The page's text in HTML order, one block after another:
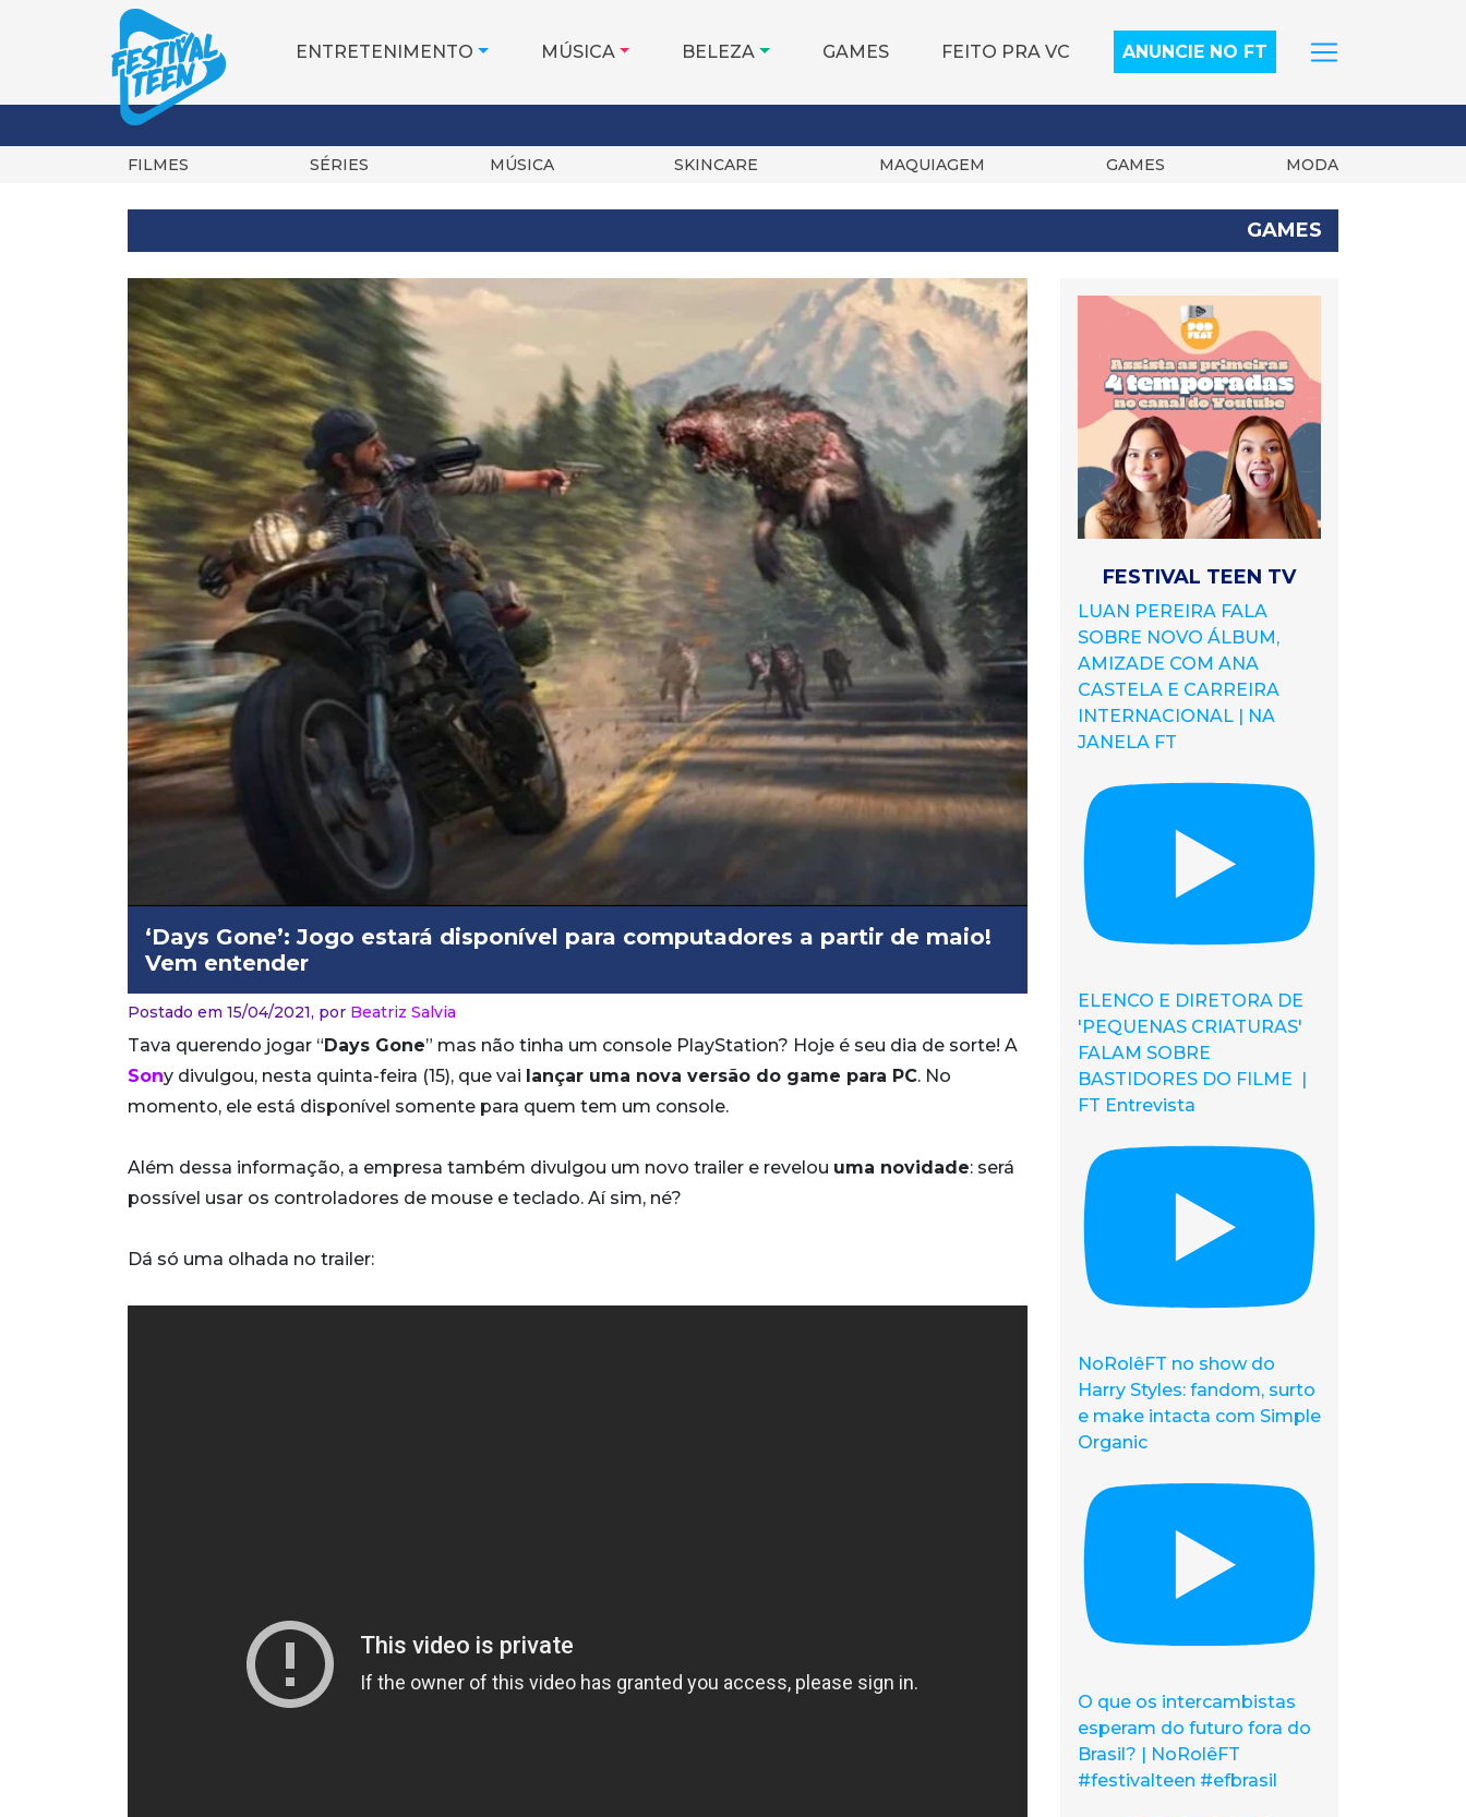
ENTRETENIMENTO MÚSICA BELEZA GAMES FEITO PRA VC ANUNCIE NO FT
FILMES SÉRIES MÚSICA SKINCARE MAQUIAGEM GAMES MODA
GAMES
‘Days Gone’: Jogo estará disponível para computadores a partir de maio!
Vem entender
Postado em 15/04/2021, por Beatriz Salvia
Tava querendo jogar “Days Gone” mas não tinha um console PlayStation? Hoje é seu dia de sorte! A
Sony divulgou, nesta quinta-feira (15), que vai lançar uma nova versão do game para PC. No
momento, ele está disponível somente para quem tem um console.
Além dessa informação, a empresa também divulgou um novo trailer e revelou uma novidade: será
possível usar os controladores de mouse e teclado. Aí sim, né?
Dá só uma olhada no trailer:
FESTIVAL TEEN TV
LUAN PEREIRA FALA
SOBRE NOVO ÁLBUM,
AMIZADE COM ANA
CASTELA E CARREIRA
INTERNACIONAL | NA
JANELA FT
ELENCO E DIRETORA DE
'PEQUENAS CRIATURAS'
FALAM SOBRE
BASTIDORES DO FILME |
FT Entrevista
NoRolêFT no show do
Harry Styles: fandom, surto
e make intacta com Simple
Organic
O que os intercambistas
esperam do futuro fora do
Brasil? | NoRolêFT
#festivalteen #efbrasil